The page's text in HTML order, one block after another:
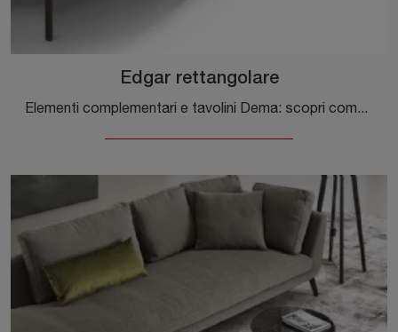
Edgar rettangolare
Elementi complementari e tavolini Dema: scopri come valorizzare i tuoi spazi moderni con il modello Edgar rettangolare.